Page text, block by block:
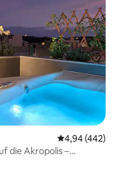
4,94 (442)
die Akropolis –